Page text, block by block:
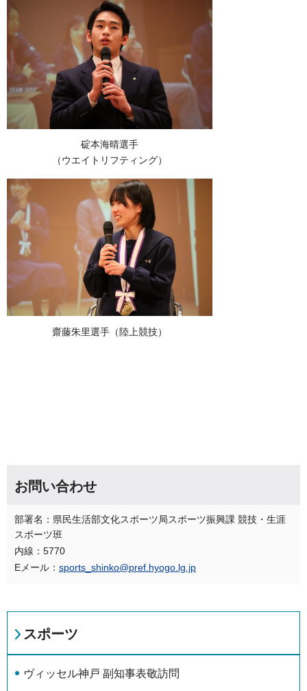
碇本海晴選手
（ウエイトリフティング）
齋藤朱里選手（陸上競技）
お問い合わせ
部署名：県民生活部文化スポーツ局スポーツ振興課 競技・生涯
スポーツ班
内線：5770
Eメール： sports_shinko@pref.hyogo.lg.jp
スポーツ
ヴィッセル神戸 副知事表敬訪問